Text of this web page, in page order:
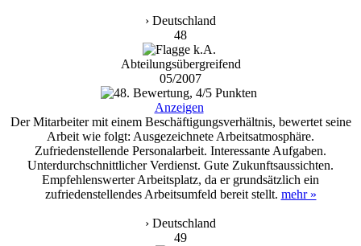
› Deutschland
48
Abteilungsübergreifend
05/2007
Anzeigen
Der Mitarbeiter mit einem Beschäftigungsverhältnis, bewertet seine
Arbeit wie folgt: Ausgezeichnete Arbeitsatmosphäre.
Zufriedenstellende Personalarbeit. Interessante Aufgaben.
Unterdurchschnittlicher Verdienst. Gute Zukunftsaussichten.
Empfehlenswerter Arbeitsplatz, da er grundsätzlich ein
zufriedenstellendes Arbeitsumfeld bereit stellt. mehr »
› Deutschland
49